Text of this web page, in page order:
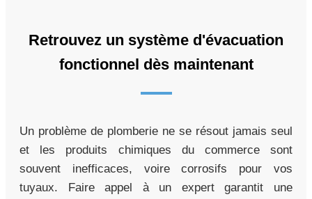
Retrouvez un système d'évacuation
fonctionnel dès maintenant
Un problème de plomberie ne se résout jamais seul
et les produits chimiques du commerce sont
souvent inefficaces, voire corrosifs pour vos
tuyaux. Faire appel à un expert garantit une